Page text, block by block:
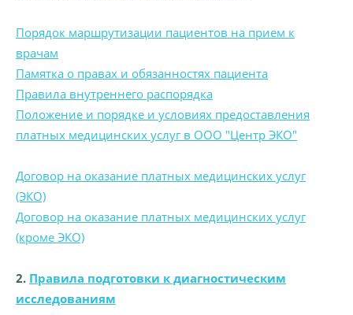
Порядок маршрутизации пациентов на прием к
врачам
Памятка о правах и обязанностях пациента
Правила внутреннего распорядка
Положение и порядке и условиях предоставления
платных медицинских услуг в ООО "Центр ЭКО"
Договор на оказание платных медицинских услуг
(ЭКО)
Договор на оказание платных медицинских услуг
(кроме ЭКО)
2. Правила подготовки к диагностическим
исследованиям